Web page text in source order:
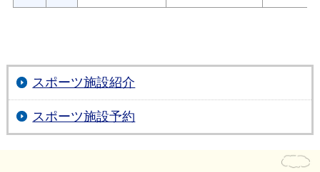
スポーツ施設紹介
スポーツ施設予約